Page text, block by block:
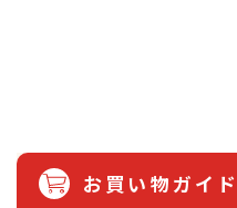
お買い物ガイド